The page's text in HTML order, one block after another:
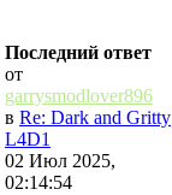
Последний ответ
от
garrysmodlover896
в Re: Dark and Gritty
L4D1
02 Июл 2025,
02:14:54